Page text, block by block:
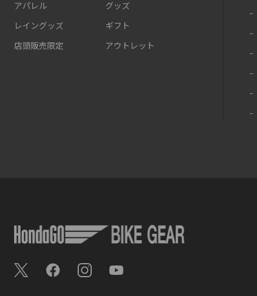
アパレル
グッズ
レイングッズ
ギフト
店頭販売限定
アウトレット